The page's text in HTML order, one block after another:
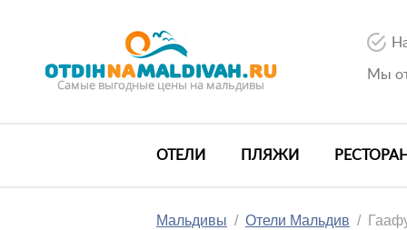
Мы
ОТЕЛИ ПЛЯЖИ
Мальдивы / Отели Мальдив /